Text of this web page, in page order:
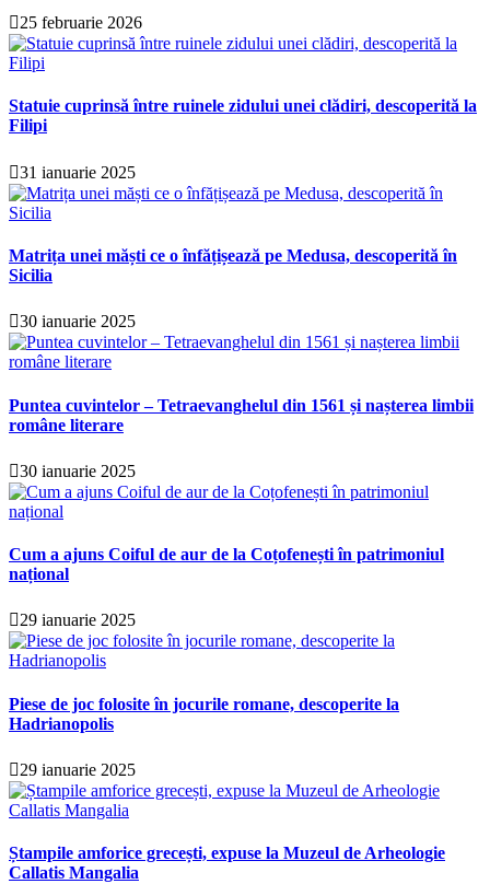
25 februarie 2026
Statuie cuprinsă între ruinele zidului unei clădiri, descoperită la
Filipi
31 ianuarie 2025
Matrița unei măști ce o înfățișează pe Medusa, descoperită în
Sicilia
30 ianuarie 2025
Puntea cuvintelor – Tetraevanghelul din 1561 și nașterea limbii
române literare
30 ianuarie 2025
Cum a ajuns Coiful de aur de la Coțofenești în patrimoniul
național
29 ianuarie 2025
Piese de joc folosite în jocurile romane, descoperite la
Hadrianopolis
29 ianuarie 2025
Ștampile amforice grecești, expuse la Muzeul de Arheologie
Callatis Mangalia